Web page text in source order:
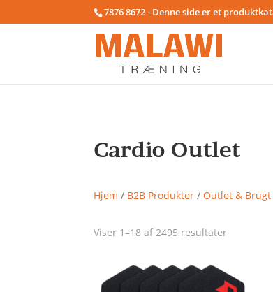
7876 8672 - Denne side er et
Cardio Outlet
Hjem / B2B Produkter /Outlet &
Viser 1–18 af 2495 resultater